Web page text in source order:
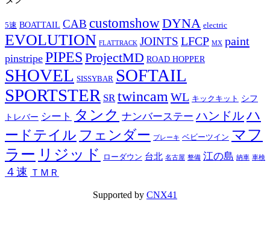
5速 BOATTAIL CAB customshowDYNA electric
EVOLUTION FLATTRACK JOINTS LFCP MX paint
pinstripe PIPES ProjectMD ROAD HOPPER
SHOVEL SISSYBAR SOFTAIL
SPORTSTER SR twincamWL キックキット シフ
トレバー シート タンク ナンバーステー ハンドルハ
ードテイル フェンダー ブレーキ ベビーツイン マフ
ラー リジッド ローダウン 台北 名古屋 整備 江の島 納車 車検
４速 ＴＭＲ
Supported by CNX41